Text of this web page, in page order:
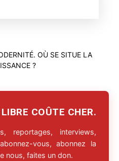
COÛTE CHER.
reportages, interviews,
vous, abonnez la
nous, faites un don.